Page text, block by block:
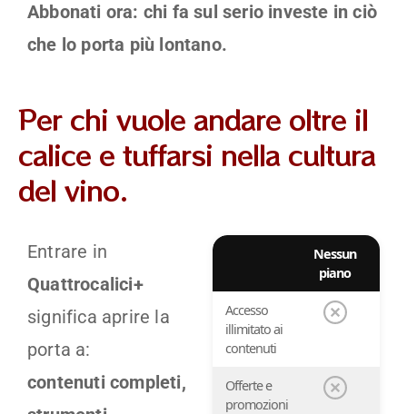
Abbonati ora: chi fa sul serio investe in ciò
che lo porta più lontano.
Per chi vuole andare oltre il
calice e tuffarsi nella cultura
del vino.
Entrare in
Quattrocalici+
significa aprire la
porta a:
contenuti completi,
Nessun
piano
Accesso
illimitato ai
contenuti
Offerte e
promozioni